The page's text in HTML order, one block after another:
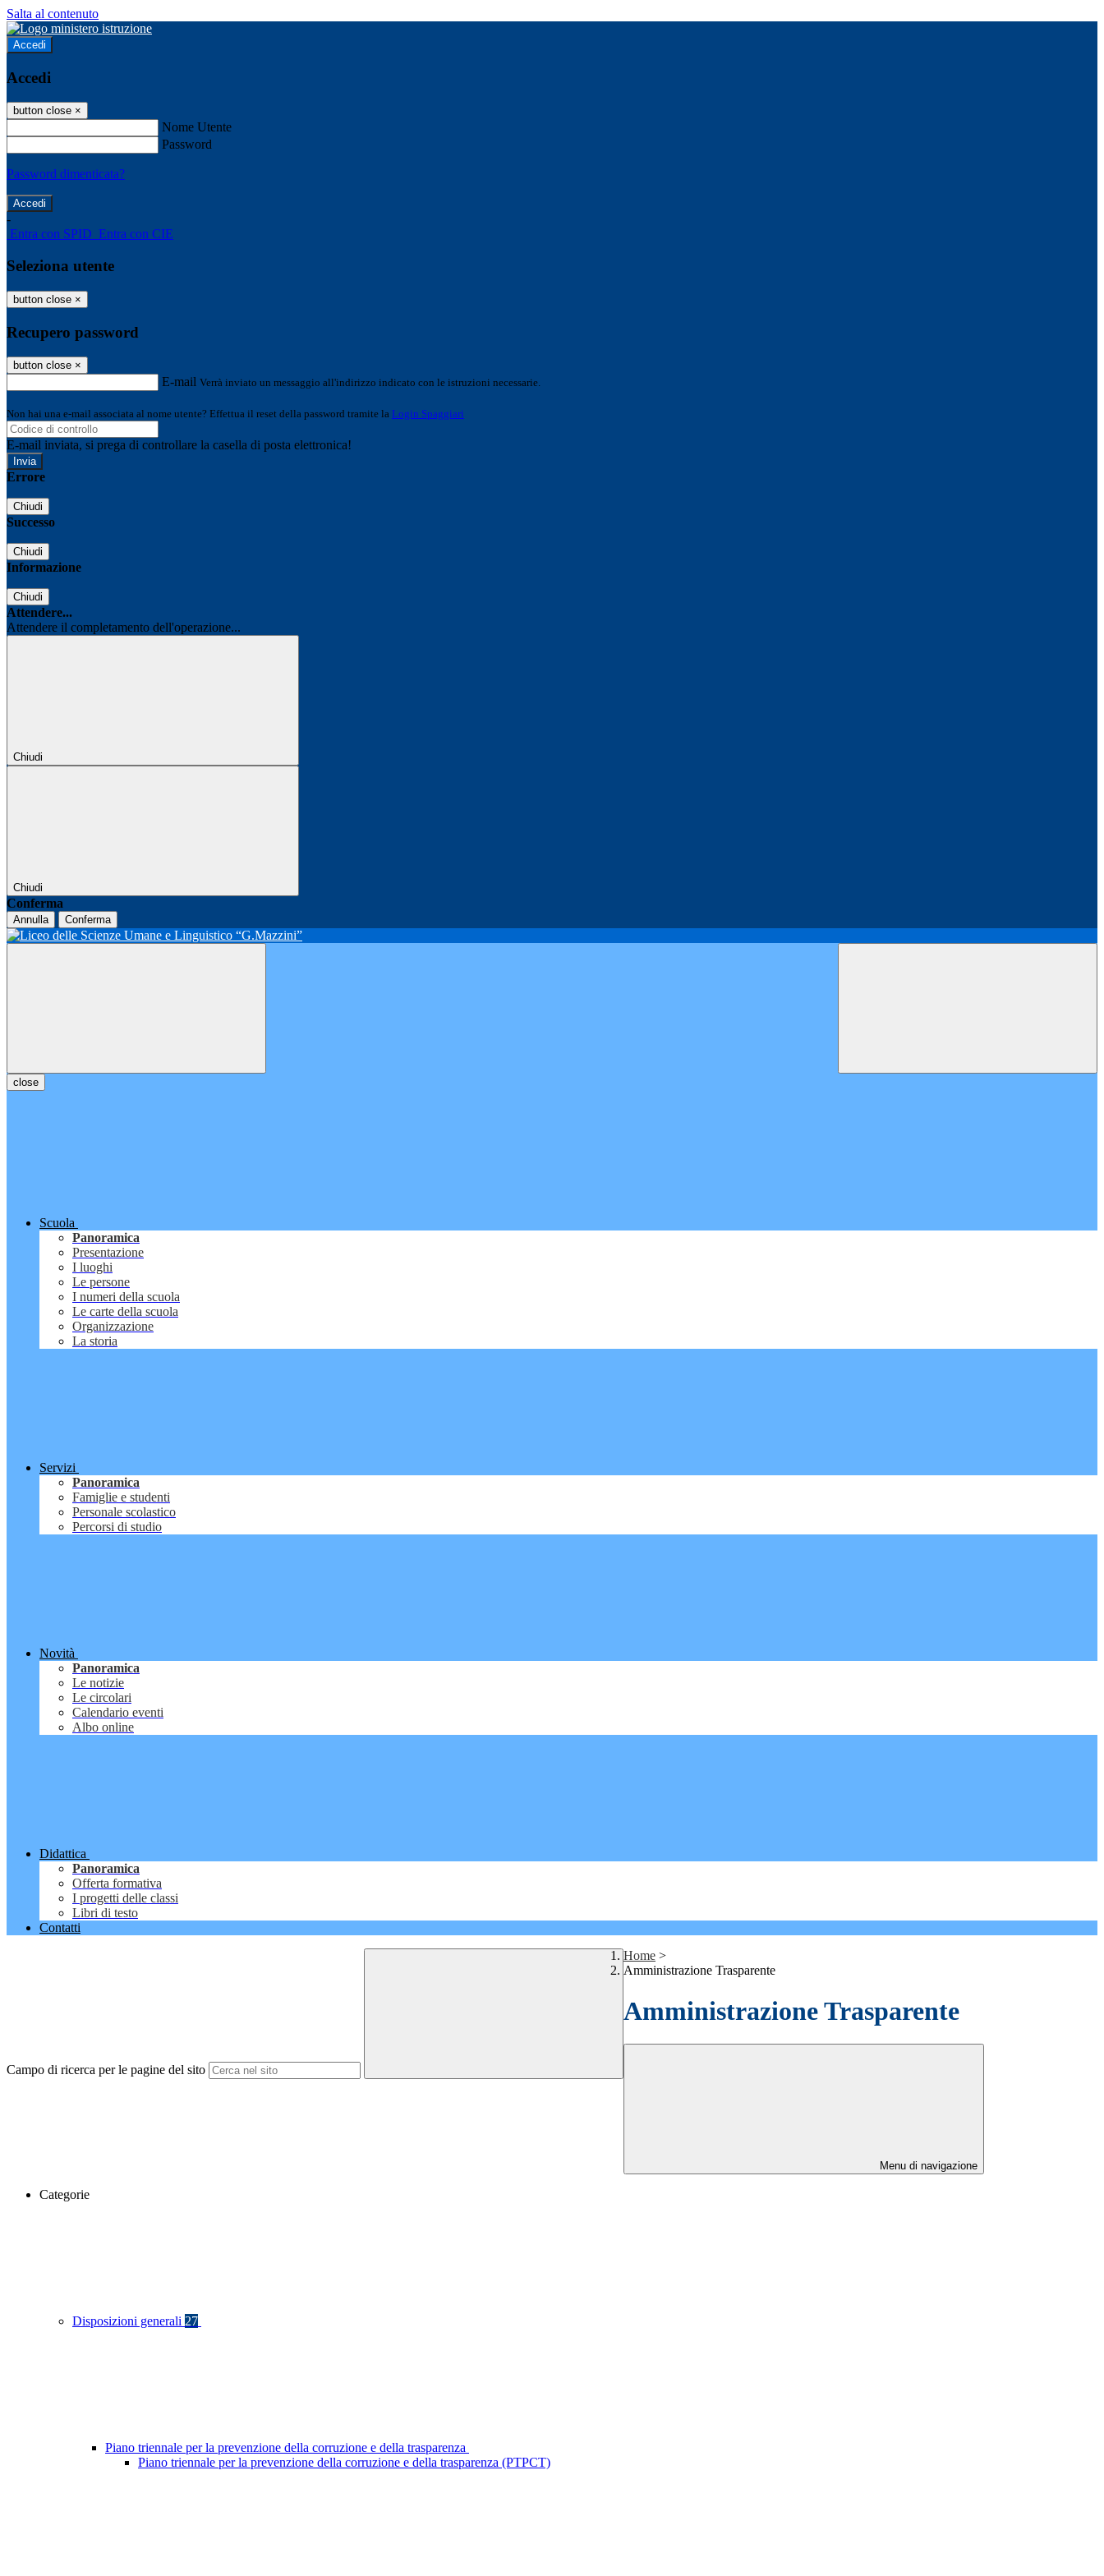
Salta al contenuto
Accedi
Accedi
button close ×
Nome Utente
Password
Password dimenticata?
-
Entra con SPID Entra con CIE
Seleziona utente
button close ×
Recupero password
button close ×
E-mail Verrà inviato un messaggio all'indirizzo indicato con le istruzioni necessarie.
Non hai una e-mail associata al nome utente? Effettua il reset della password tramite la Login Spaggiari
E-mail inviata, si prega di controllare la casella di posta elettronica!
Errore
Chiudi
Successo
Chiudi
Informazione
Chiudi
Attendere...
Attendere il completamento dell'operazione...
Chiudi
Chiudi
Conferma
Annulla Conferma
close
Scuola
Panoramica
Presentazione
I luoghi
Le persone
I numeri della scuola
Le carte della scuola
Organizzazione
La storia
Servizi
Panoramica
Famiglie e studenti
Personale scolastico
Percorsi di studio
Novità
Panoramica
Le notizie
Le circolari
Calendario eventi
Albo online
Didattica
Panoramica
Offerta formativa
I progetti delle classi
Libri di testo
Contatti
Campo di ricerca per le pagine del sito
Home >
Amministrazione Trasparente
Amministrazione Trasparente
Menu di navigazione
Categorie
Disposizioni generali 27
Piano triennale per la prevenzione della corruzione e della trasparenza
Piano triennale per la prevenzione della corruzione e della trasparenza (PTPCT)